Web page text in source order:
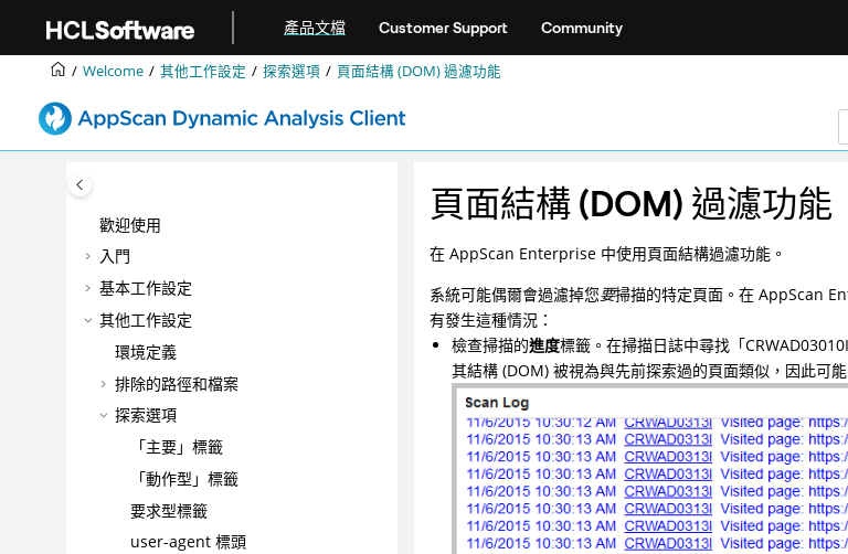
產品文檔 Customer Support Community
Welcome 其他工作設定 探索選項 頁面結構 (DOM) 過濾功能
歡迎使用
入門
基本工作設定
其他工作設定
環境定義
排除的路徑和檔案
探索選項
「主要」標籤
「動作型」標籤
要求型標籤
user-agent 標頭
頁面結構 (DOM) 過濾功能
在 AppScan Enterprise 中使用頁面結構過濾功能。
系統可能偶爾會過濾掉您要掃描的特定頁面。在 AppScan
有發生這種情況：
檢查掃描的進度標籤。在掃描日誌中尋找「
其結構 (DOM) 被視為與先前探索過的頁面類似，因此可